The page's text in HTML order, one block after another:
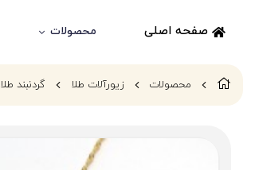
صفحه اصلی محصولات
محصولات زیورآلات طلا گردنبند طلا